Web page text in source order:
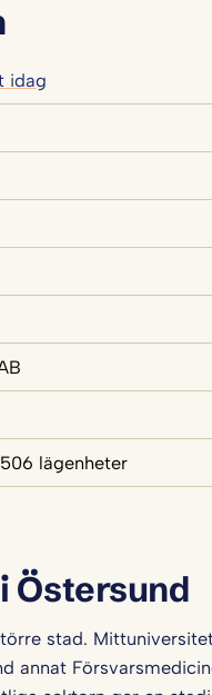
idag
lägenheter
Östersund
stad.
annat